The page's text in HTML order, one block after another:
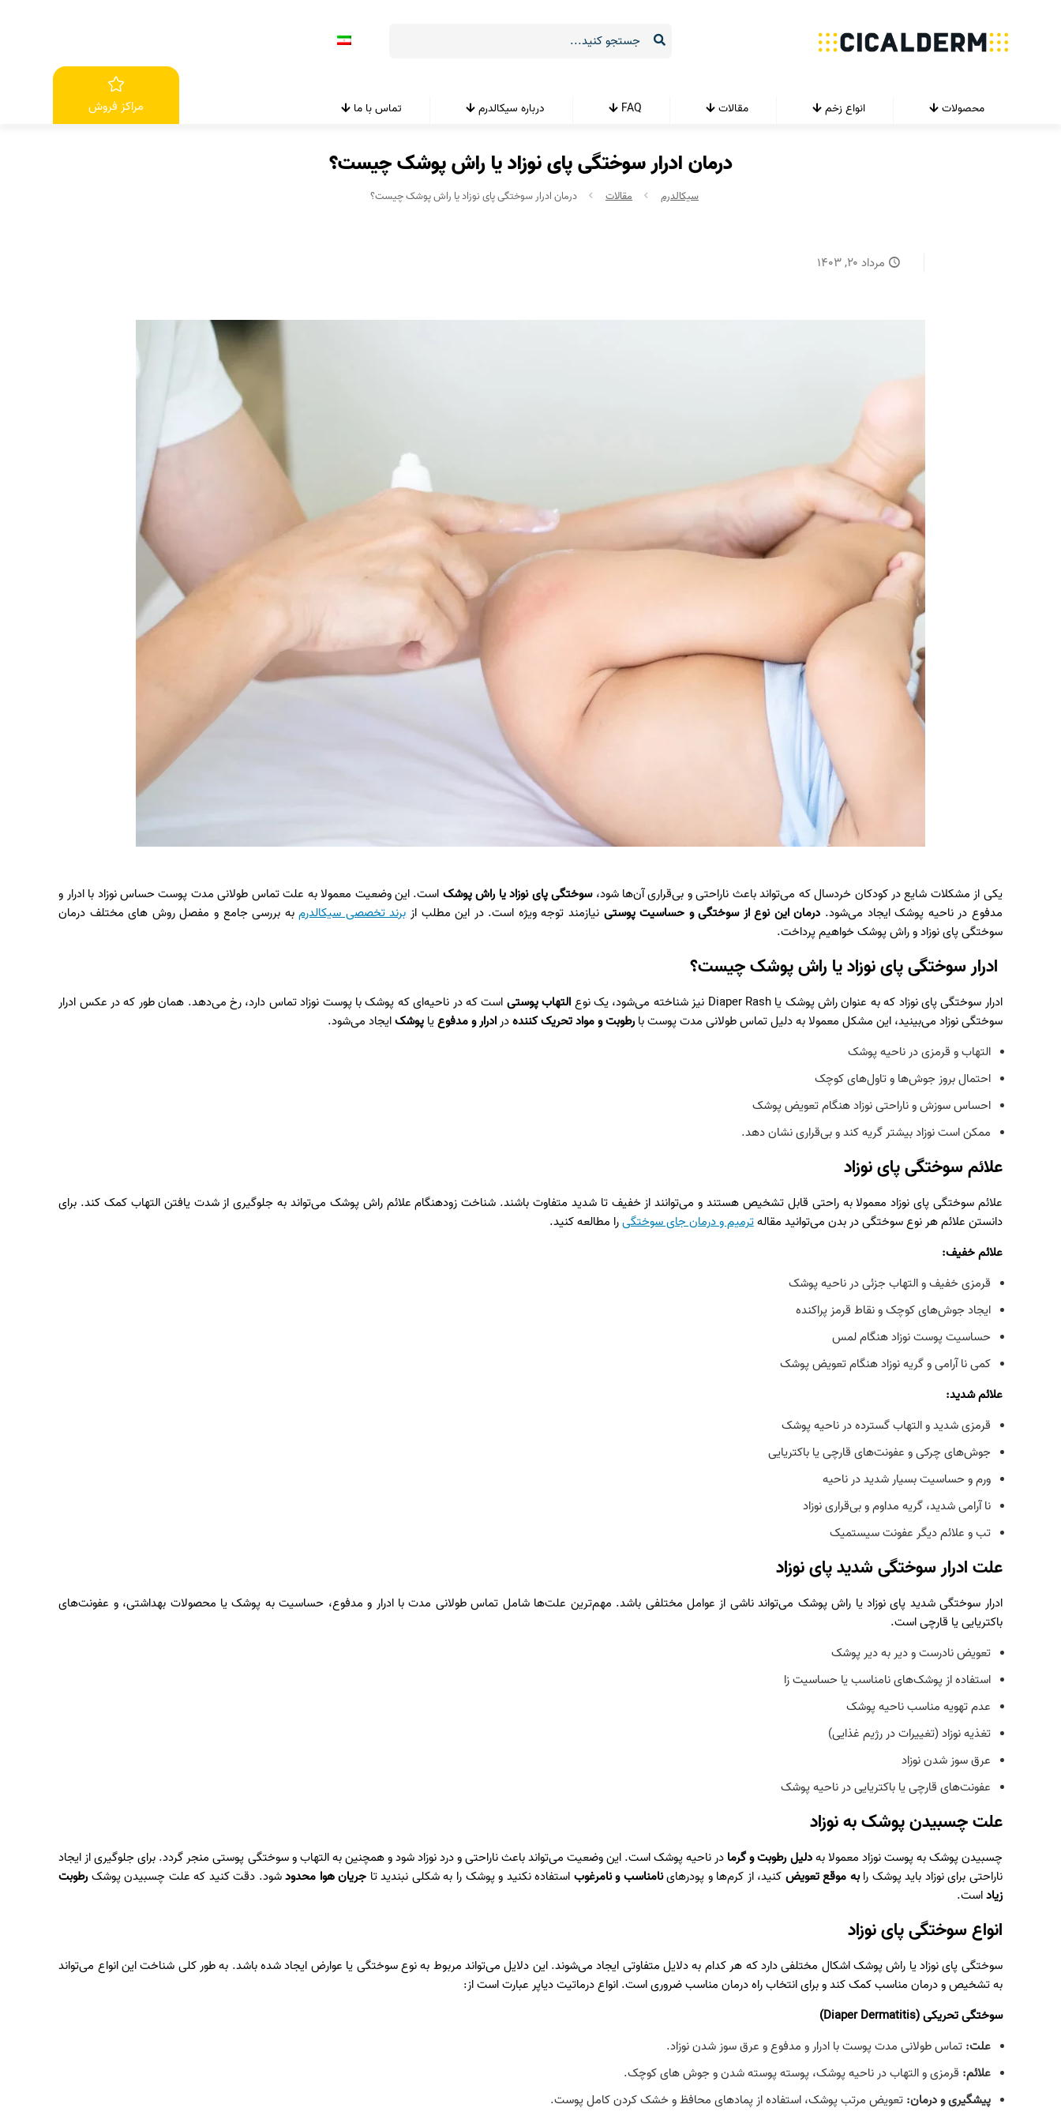
محصولات انواع زخم مقالات FAQ درباره سیکالدرم تماس با ما مراکز فروش
درمان ادرار سوختگی پای نوزاد یا راش پوشک چیست؟
سیکالدرم مقالات درمان ادرار سوختگی پای نوزاد یا راش پوشک چیست؟
مرداد ۲۰, ۱۴۰۳
یکی از مشکلات شایع در کودکان خردسال که می‌تواند باعث ناراحتی و بی‌قراری آن‌ها شود، سوختگی پای نوزاد یا راش پوشک است. این وضعیت معمولا به علت تماس طولانی‌ مدت پوست حساس نوزاد با ادرار و
مدفوع در ناحیه پوشک ایجاد می‌شود. درمان این نوع از سوختگی و حساسیت پوستینیازمند توجه ویژه است. در این مطلب ازبرند تخصصی سیکالدرمبه بررسی جامع و مفصل روش‌ های مختلف درمان
سوختگی پای نوزاد و راش پوشک خواهیم پرداخت.
ادرار سوختگی پای نوزاد یا راش پوشک چیست؟
ادرار سوختگی پای نوزاد که به عنوان راش پوشک یا Diaper Rash نیز شناخته می‌شود، یک نوع التهاب پوستی است که در ناحیه‌ای که پوشک با پوست نوزاد تماس دارد، رخ می‌دهد. همان‌ طور که در عکس ادرار
سوختگی نوزاد می‌بینید، این مشکل معمولا به دلیل تماس طولانی مدت پوست بارطوبت و مواد تحریک‌ کنندهدرادرار و مدفوعیاپوشکایجاد می‌شود.
التهاب و قرمزی در ناحیه پوشک
احتمال بروز جوش‌ها و تاول‌های کوچک
احساس سوزش و ناراحتی نوزاد هنگام تعویض پوشک
ممکن است نوزاد بیشتر گریه کند و بی‌قراری نشان دهد.
‏علائم سوختگی پای نوزاد
علائم سوختگی پای نوزاد معمولا به راحتی قابل تشخیص هستند و می‌توانند از خفیف تا شدید متفاوت باشند. شناخت زودهنگام علائم راش پوشک می‌تواند به جلوگیری از شدت یافتن التهاب کمک کند. برای
دانستن علائم هر نوع سوختگی در بدن می‌توانید مقالهترمیم و درمان جای سوختگیرا مطالعه کنید.
علائم خفیف:
قرمزی خفیف و التهاب جزئی در ناحیه پوشک
ایجاد جوش‌های کوچک و نقاط قرمز پراکنده
حساسیت پوست نوزاد هنگام لمس
کمی نا آرامی و گریه نوزاد هنگام تعویض پوشک
علائم شدید:
قرمزی شدید و التهاب گسترده در ناحیه پوشک
جوش‌های چرکی و عفونت‌های قارچی یا باکتریایی
ورم و حساسیت بسیار شدید در ناحیه
نا آرامی شدید، گریه مداوم و بی‌قراری نوزاد
تب و علائم دیگر عفونت سیستمیک
علت ادرار سوختگی شدید پای نوزاد
ادرار سوختگی شدید پای نوزاد یا راش پوشک می‌تواند ناشی از عوامل مختلفی باشد. مهم‌ترین علت‌ها شامل تماس طولانی مدت با ادرار و مدفوع، حساسیت به پوشک یا محصولات بهداشتی، و عفونت‌های
باکتریایی یا قارچی است.
تعویض نادرست و دیر به دیر پوشک
استفاده از پوشک‌های نامناسب یا حساسیت‌ زا
عدم تهویه مناسب ناحیه پوشک
تغذیه نوزاد (تغییرات در رژیم غذایی)
عرق سوز شدن نوزاد
عفونت‌های قارچی یا باکتریایی در ناحیه پوشک
علت چسبیدن پوشک به نوزاد
چسبیدن پوشک به پوست نوزاد معمولا بهدلیل رطوبت و گرما در ناحیه پوشک است. این وضعیت می‌تواند باعث ناراحتی و درد نوزاد شود و همچنین به التهاب و سوختگی پوستی منجر گردد. برای جلوگیری از ایجاد
ناراحتی برای نوزاد باید پوشک رابه موقع تعویض کنید، از کرم‌ها و پودرهاینامناسب و نامرغوب استفاده نکنید و پوشک را به شکلی نبندید تا جریان هوا محدودشود. دقت کنید که علت چسبیدن پوشک رطوبت
زیاداست.
‏انواع سوختگی پای نوزاد
سوختگی پای نوزاد یا راش پوشک اشکال مختلفی دارد که هر کدام به دلایل متفاوتی ایجاد می‌شوند. این دلایل می‌تواند مربوط به نوع سوختگی یا عوارض ایجاد شده باشد. به طور کلی شناخت این انواع می‌تواند
به تشخیص و درمان مناسب کمک کند و برای انتخاب راه درمان مناسب ضروری است. انواع درماتیت دیاپر عبارت است از:
سوختگی تحریکی(Diaper Dermatitis)
علت:تماس طولانی مدت پوست با ادرار و مدفوع و عرق سوز شدن نوزاد.
علائم: قرمزی و التهاب در ناحیه پوشک، پوسته‌ پوسته شدن و جوش‌ های کوچک.
پیشگیری و درمان:تعویض مرتب پوشک، استفاده از پمادهای محافظ و خشک کردن کامل پوست.